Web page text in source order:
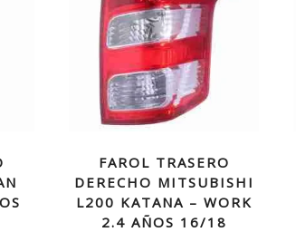
FAROL TRASERO
DERECHO MITSUBISHI
L200 KATANA – WORK
2.4 AÑOS 16/18